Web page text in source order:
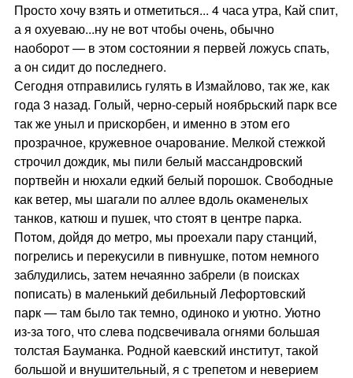
Просто хочу взять и отметиться... 4 часа утра, Кай спит,
а я охуеваю...ну не вот чтобы очень, обычно
наоборот — в этом состоянии я первей ложусь спать,
а он сидит до последнего.
Сегодня отправились гулять в Измайлово, так же, как
года 3 назад. Голый, черно-серый ноябрьский парк все
так же уныл и прискорбен, и именно в этом его
прозрачное, кружевное очарование. Мелкой стежкой
строчил дождик, мы пили белый массандровский
портвейн и нюхали едкий белый порошок. Свободные
как ветер, мы шагали по аллее вдоль окаменелых
танков, катюш и пушек, что стоят в центре парка.
Потом, дойдя до метро, мы проехали пару станций,
погрелись и перекусили в пивнушке, потом немного
заблудились, затем нечаянно забрели (в поисках
пописать) в маленький дебильный Лефортовский
парк — там было так темно, одиноко и уютно. Уютно
из-за того, что слева подсвечивала огнями большая
толстая Бауманка. Родной каевский институт, такой
большой и внушительный, я с трепетом и неверием